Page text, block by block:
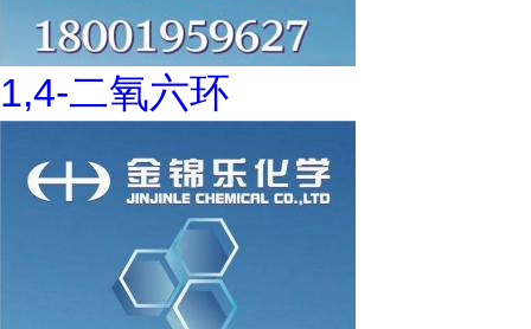
1,4-二氧六环